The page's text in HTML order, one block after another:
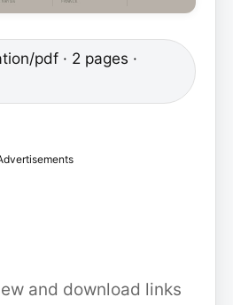
pdf · 2 pages ·
and download links